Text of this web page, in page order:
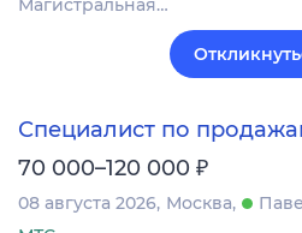
Магистральная…
Специалист по
70 000–120 000 ₽
08 августа 2026 Москва